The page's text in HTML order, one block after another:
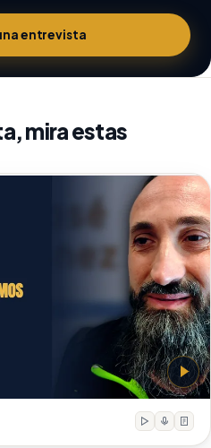
entrevista
mira estas
sostenible de tomate